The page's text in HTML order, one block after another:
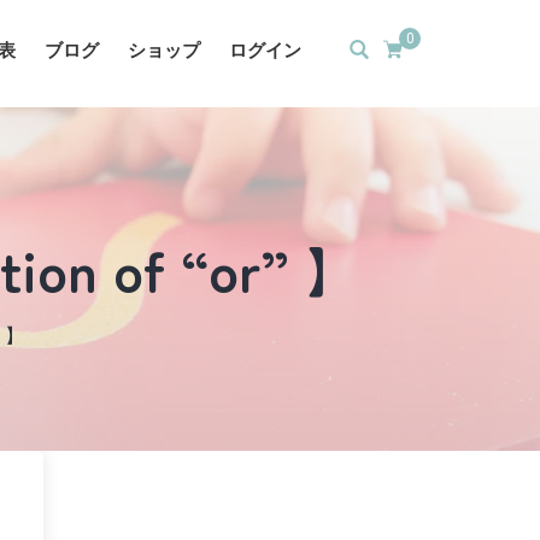
0
ブログ ショップ ログイン
of “or” 】
】